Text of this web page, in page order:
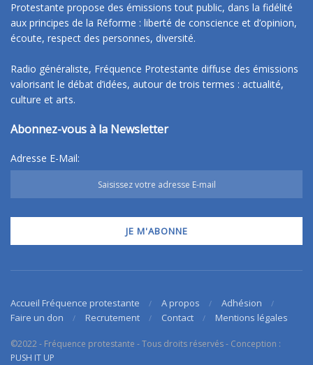
Protestante propose des émissions tout public, dans la fidélité
aux principes de la Réforme : liberté de conscience et d’opinion,
écoute, respect des personnes, diversité.
Radio généraliste, Fréquence Protestante diffuse des émissions
valorisant le débat d’idées, autour de trois termes : actualité,
culture et arts.
Abonnez-vous à la Newsletter
Adresse E-Mail:
Accueil Fréquence protestante A propos
Adhésion
Faire un don
Recrutement Contact Mentions légales
©2022 - Fréquence protestante - Tous droits réservés - Conception :
PUSH IT UP